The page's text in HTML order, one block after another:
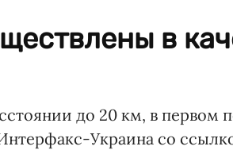
в
до 20 км, в первом
Украина со